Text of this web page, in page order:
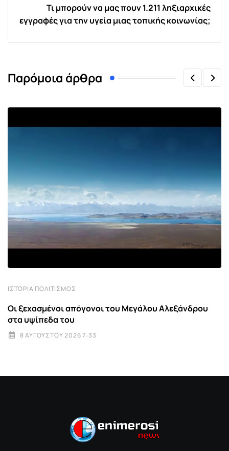
Τι μπορούν να μας πουν 1.211 ληξιαρχικές
εγγραφές για την υγεία μιας τοπικής κοινωνίας;
Παρόμοια άρθρα
ΙΣΤΟΡΊΑ ΠΟΛΙΤΙΣΜΌΣ
Οι ξεχασμένοι απόγονοι του Μεγάλου Αλεξάνδρου
στα υψίπεδα του
8 ΑΥΓΟΎΣΤΟΥ 2026 7:33